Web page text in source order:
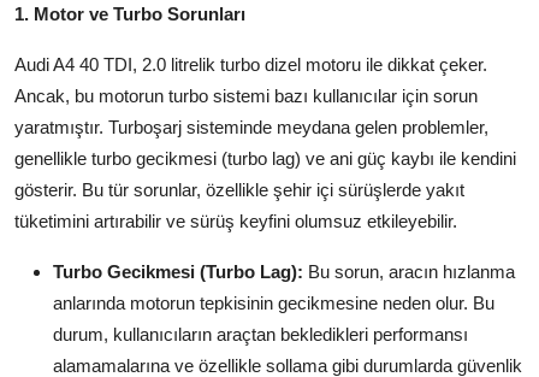
Multimedya & Elektronik
1. Motor ve Turbo Sorunları
Audi A4 40 TDI, 2.0 litrelik turbo dizel motoru ile dikkat çeker.
Ancak, bu motorun turbo sistemi bazı kullanıcılar için sorun
yaratmıştır. Turboşarj sisteminde meydana gelen problemler,
genellikle turbo gecikmesi (turbo lag) ve ani güç kaybı ile kendini
gösterir. Bu tür sorunlar, özellikle şehir içi sürüşlerde yakıt
tüketimini artırabilir ve sürüş keyfini olumsuz etkileyebilir.
Turbo Gecikmesi (Turbo Lag): Bu sorun, aracın hızlanma
anlarında motorun tepkisinin gecikmesine neden olur. Bu
durum, kullanıcıların araçtan bekledikleri performansı
alamamalarına ve özellikle sollama gibi durumlarda güvenlik